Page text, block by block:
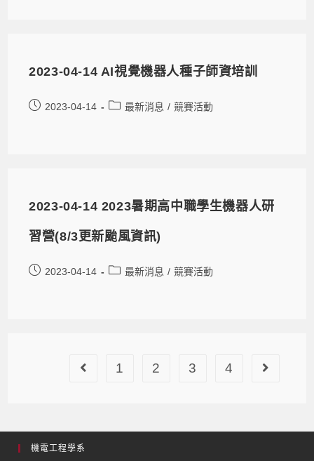
2023-04-14 AI視覺機器人種子師資培訓
2023-04-14 最新消息 / 競賽活動
2023-04-14 2023暑期高中職學生機器人研
習營(8/3更新颱風資訊)
2023-04-14 最新消息 / 競賽活動
1 2 3 4
機電工程學系